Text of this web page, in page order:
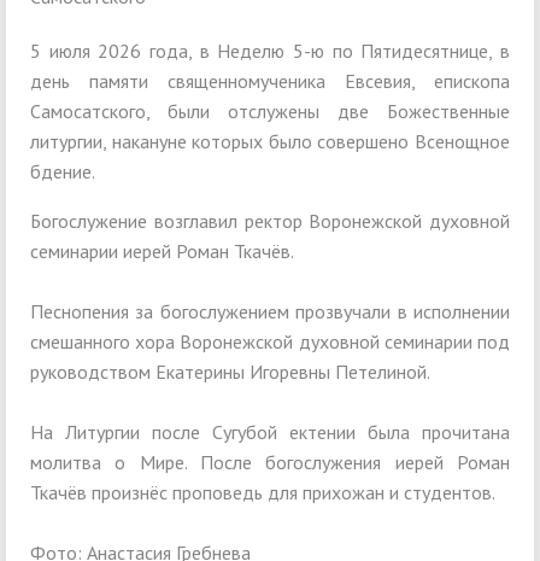
5 июля 2026 года, в Неделю 5-ю по Пятидесятнице, в
день памяти священномученика Евсевия, епископа
Самосатского, были отслужены две Божественные
литургии, накануне которых было совершено Всенощное
бдение.
Богослужение возглавил ректор Воронежской духовной
семинарии иерей Роман Ткачёв.
Песнопения за богослужением прозвучали в исполнении
смешанного хора Воронежской духовной семинарии под
руководством Екатерины Игоревны Петелиной.
На Литургии после Сугубой ектении была прочитана
молитва о Мире. После богослужения иерей Роман
Ткачёв произнёс проповедь для прихожан и студентов.
Фото: Анастасия Гребнева